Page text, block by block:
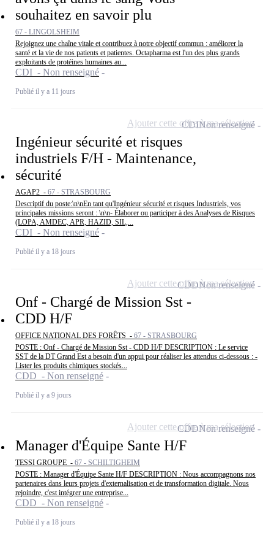
souhaitez en savoir plu
67 - LINGOLSHEIM
Rejoignez une chaîne vitale et contribuez à notre objectif commun : améliorer la
santé et la vie de nos patients et patientes. Octapharma est l'un des plus grands
exploitants de protéines humaines au...
CDI - Non renseigné
Publié il y a 11 jours
Ingénieur sécurité et risques
industriels F/H - Maintenance,
sécurité
AGAP2 - 67 - STRASBOURG
Descriptif du poste:\n\nEn tant qu'Ingénieur sécurité et risques Industriels, vos
principales missions seront : \n\n- Élaborer ou participer à des Analyses de Risques
(LOPA, AMDEC, APR, HAZID, SIL,...
CDI - Non renseigné
Publié il y a 18 jours
CDINon renseigné
Ajouter cette offre à ma sélection
Onf - Chargé de Mission Sst -
CDD H/F
OFFICE NATIONAL DES FORÊTS - 67 - STRASBOURG
POSTE : Onf - Chargé de Mission Sst - CDD H/F DESCRIPTION : Le service
SST de la DT Grand Est a besoin d'un appui pour réaliser les attendus ci-dessous : -
Lister les produits chimiques stockés...
CDD - Non renseigné
Publié il y a 9 jours
CDDNon renseigné
Ajouter cette offre à ma sélection
Manager d'Équipe Sante H/F
TESSI GROUPE - 67 - SCHILTIGHEIM
POSTE : Manager d'Équipe Sante H/F DESCRIPTION : Nous accompagnons nos
partenaires dans leurs projets d'externalisation et de transformation digitale. Nous
rejoindre, c'est intégrer une entreprise...
CDD - Non renseigné
Publié il y a 18 jours
CDDNon renseigné
Ajouter cette offre à ma sélection